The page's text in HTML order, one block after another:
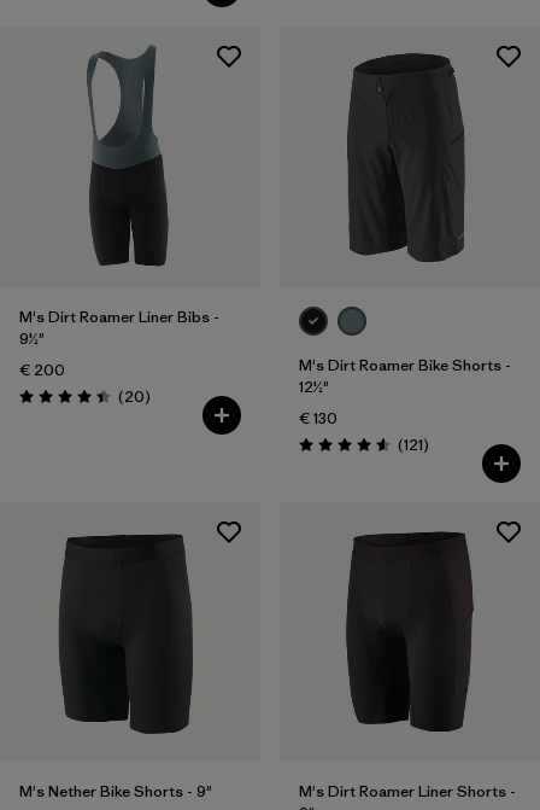
M's Dirt Roamer Liner Bibs -
9½"
€ 200
Puntuación: 4.4 / 5
(20Reseñas
)
M's Dirt Roamer Bike Shorts -
12½"
€ 130
Puntuación: 4.6 / 5
(121Reseñas
)
M's Nether Bike Shorts - 9"
M's Dirt Roamer Liner Shorts -